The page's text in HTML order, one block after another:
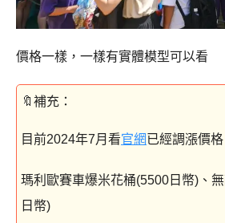
價格一樣，一樣有實體模型可以看
目前2024年7月看官網 已經調漲價格
瑪利歐賽車爆米花桶(5500日幣)、
日幣)